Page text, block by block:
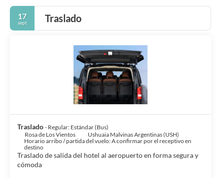
17
sept Traslado
Traslado - Regular: Estándar (Bus)
Rosa de Los Vientos
Ushuaia Malvinas Argentinas (USH)
Horario arribo / partida del vuelo: A confirmar por el receptivo en
destino
Traslado de salida del hotel al aeropuerto en forma segura y
cómoda